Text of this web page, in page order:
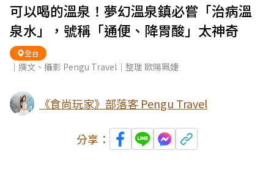
可以喝的溫泉！夢幻溫泉鎮必嘗「治病溫
泉水」，號稱「通便、降胃酸」太神奇
全台
｜撰文、攝影 Pengu Travel｜整理 歐陽珮婕
《食尚玩家》部落客 Pengu Travel
分享：